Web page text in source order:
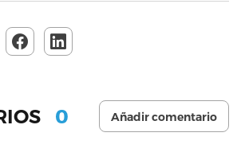
0 Añadir comentario